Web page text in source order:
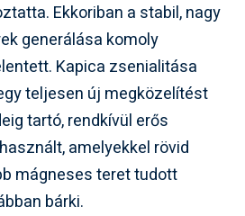
Ekkoriban a stabil, nagy
generálása komoly
Kapica zsenialitása
teljesen új megközelítést
tartó, rendkívül erős
amelyekkel rövid
mágneses teret tudott
bárki.